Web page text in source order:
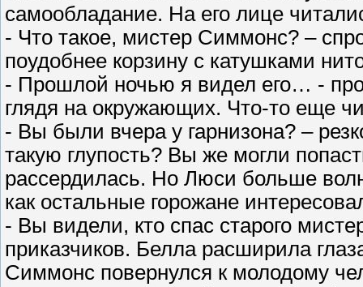
самообладание. На его лице
- Что такое, мистер Симмонс? –
поудобнее корзину с катушками
- Прошлой ночью я видел его… -
глядя на окружающих. Что-то еще
- Вы были вчера у гарнизона? –
такую глупость? Вы же могли
рассердилась. Но Люси больше
как остальные горожане
- Вы видели, кто спас старого
приказчиков. Белла расширила
Симмонс повернулся к молодому